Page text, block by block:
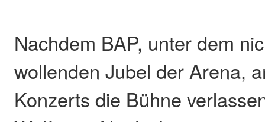
Nachdem BAP, unter dem
wollenden Jubel der Arena,
Konzerts die Bühne